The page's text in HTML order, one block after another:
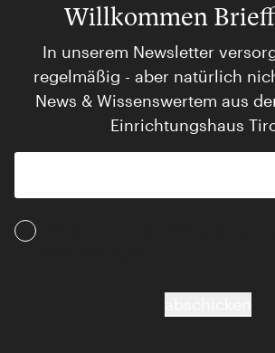
Willkommen
In unserem Newsletter
regelmäßig - aber natürlich
News & Wissenswertem aus
Einrichtungshaus